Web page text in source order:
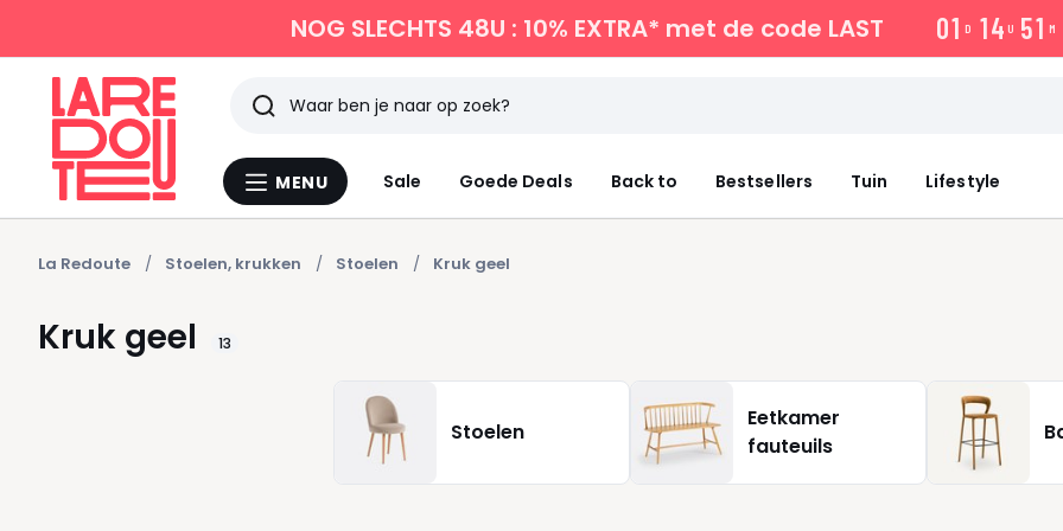
NOG SLECHTS 48U : 10% EXTRA* met de code LAST 01 D 14 U 51 M
Menu
MENU Sale Goede Deals Back to Bestsellers Tuin Lifestyle
Zoeken
Laatst
bekeken
La Redoute Stoelen, krukken Stoelen Kruk geel
Kruk geel 13
Stoelen
Eetkamer
fauteuils